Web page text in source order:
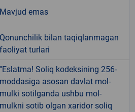
Mavjud emas
Qonunchilik bilan taqiqlanmagan
faoliyat turlari
"Eslatma! Soliq kodeksining 256-
moddasiga asosan davlat mol-
mulki sotilganda ushbu mol-
mulkni sotib olgan xaridor soliq